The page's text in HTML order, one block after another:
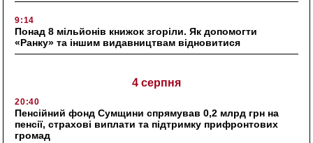
9:14
Понад 8 мільйонів книжок згоріли. Як допомогти
«Ранку» та іншим видавництвам відновитися
4 серпня
20:40
Пенсійний фонд Сумщини спрямував 0,2 млрд грн на
пенсії, страхові виплати та підтримку прифронтових
громад